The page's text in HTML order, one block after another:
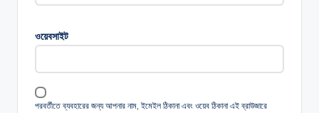
ওয়েবসাইট
পরবর্তীতে ব্যবহারের জন্য আপনার নাম, ইমেইল ঠিকানা এবং ওয়েব ঠিকানা এই ব্রাউজারে